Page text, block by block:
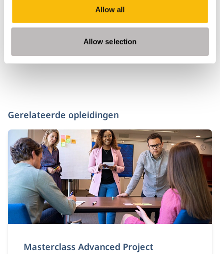
Allow all
Allow selection
Advanced Project Management
Gerelateerde opleidingen
Masterclass Advanced Project